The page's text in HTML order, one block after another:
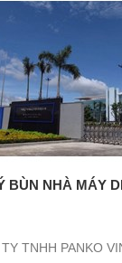
BÙN NHÀ MÁY
TNHH PANKO